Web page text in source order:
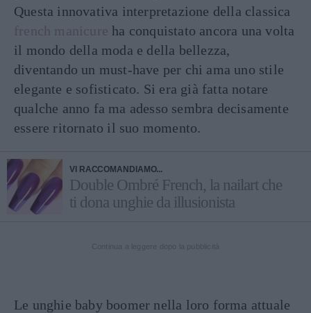
Questa innovativa interpretazione della classica
french manicure ha conquistato ancora una volta
il mondo della moda e della bellezza,
diventando un must-have per chi ama uno stile
elegante e sofisticato. Si era già fatta notare
qualche anno fa ma adesso sembra decisamente
essere ritornato il suo momento.
VI RACCOMANDIAMO...
Double Ombré French, la nailart che
ti dona unghie da illusionista
Le unghie baby boomer nella loro forma attuale